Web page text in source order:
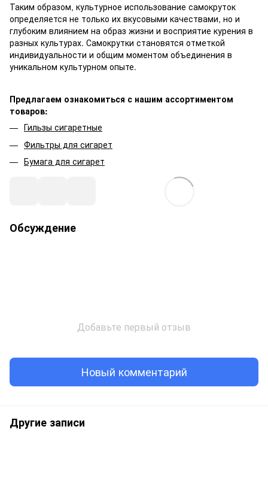
Таким образом, культурное использование самокруток
определяется не только их вкусовыми качествами, но и
глубоким влиянием на образ жизни и восприятие курения в
разных культурах. Самокрутки становятся отметкой
индивидуальности и общим моментом объединения в
уникальном культурном опыте.
Предлагаем ознакомиться с нашим ассортиментом
товаров:
Гильзы сигаретные
Фильтры для сигарет
Бумага для сигарет
Обсуждение
Добавьте первый отзыв
Новый комментарий
Другие записи